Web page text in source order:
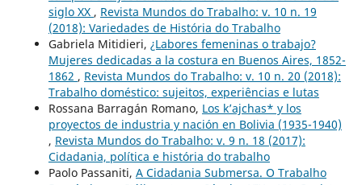
siglo XX , Revista Mundos do Trabalho: v. 10 n. 19
(2018): Variedades de História do Trabalho
Gabriela Mitidieri, ¿Labores femeninas o trabajo?
Mujeres dedicadas a la costura en Buenos Aires, 1852-
1862 , Revista Mundos do Trabalho: v. 10 n. 20 (2018):
Trabalho doméstico: sujeitos, experiências e lutas
Rossana Barragán Romano, Los k’ajchas* y los
proyectos de industria y nación en Bolivia (1935-1940)
, Revista Mundos do Trabalho: v. 9 n. 18 (2017):
Cidadania, política e história do trabalho
Paolo Passaniti, A Cidadania Submersa. O Trabalho